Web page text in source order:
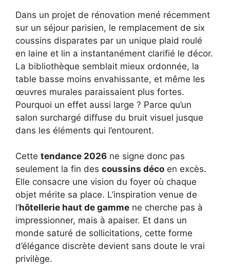
Dans un projet de rénovation mené récemment
sur un séjour parisien, le remplacement de six
coussins disparates par un unique plaid roulé
en laine et lin a instantanément clarifié le décor.
La bibliothèque semblait mieux ordonnée, la
table basse moins envahissante, et même les
œuvres murales paraissaient plus fortes.
Pourquoi un effet aussi large ? Parce qu’un
salon surchargé diffuse du bruit visuel jusque
dans les éléments qui l’entourent.
Cette tendance 2026 ne signe donc pas
seulement la fin des coussins déco en excès.
Elle consacre une vision du foyer où chaque
objet mérite sa place. L’inspiration venue de
l’hôtellerie haut de gamme ne cherche pas à
impressionner, mais à apaiser. Et dans un
monde saturé de sollicitations, cette forme
d’élégance discrète devient sans doute le vrai
privilège.